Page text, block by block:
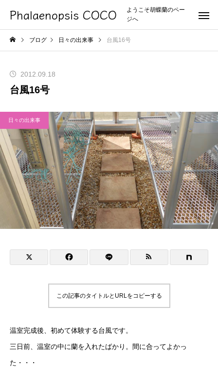
Phalaenopsis COCO
ようこそ胡蝶蘭のペー
ジへ
ブログ 日々の出来事 台風16号
2012.09.18
台風16号
日々の出来事
この記事のタイトルとURLをコピーする
温室完成後、初めて体験する台風です。
三日前、温室の中に蘭を入れたばかり。間に合ってよかっ
た・・・